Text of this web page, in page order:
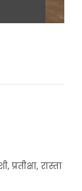
, प्रतीक्षा, रास्ता